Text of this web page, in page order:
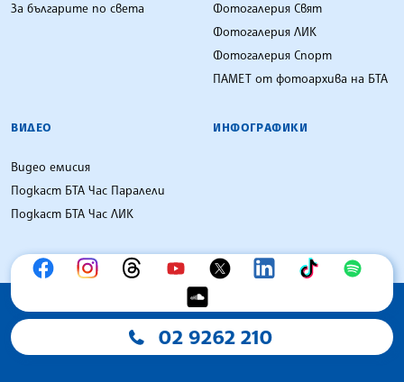
За българите по света
Фотогалерия Свят
Фотогалерия ЛИК
Фотогалерия Спорт
ПАМЕТ от фотоархива на БТА
ВИДЕО
Видео емисия
Подкаст БТА Час Паралели
Подкаст БТА Час ЛИК
ИНФОГРАФИКИ
02 9262 210